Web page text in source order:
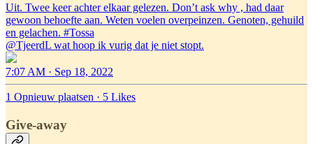
Uit. Twee keer achter elkaar gelezen. Don’t ask why , had daar
gewoon behoefte aan. Weten voelen overpeinzen. Genoten, gehuild
en gelachen. #Tossa
@TjeerdL wat hoop ik vurig dat je niet stopt.
7:07 AM · Sep 18, 2022
1 Opnieuw plaatsen · 5 Likes
Give-away